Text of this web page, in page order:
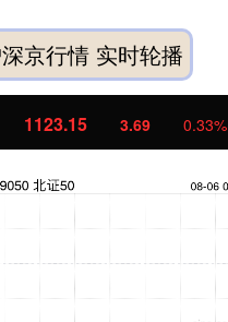
京行情 实时轮播
1123.15 3.69 0.33%